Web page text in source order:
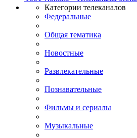
Категории телеканалов
Федеральные
Общая тематика
Новостные
Развлекательные
Познавательные
Фильмы и сериалы
Музыкальные